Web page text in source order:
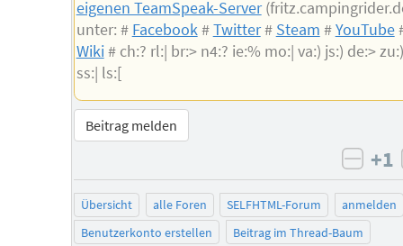
eigenen TeamSpeak-Server
unter: # Facebook#Twitter# Steam #YouTube
Wiki# ch:? rl:| br:> n4:? ie:% mo:| va:) js:) de:>
ss:| ls:[
Beitrag melden
+1
Übersicht alle Foren SELFHTML-Forum
anmelden
Benutzerkonto erstellen
Beitrag im Thread-Baum